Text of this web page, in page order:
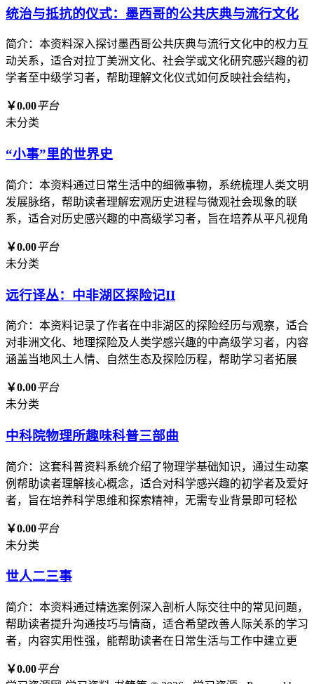
统治与抵抗的仪式：墨西哥的公共庆典与流行文化
简介：本资料深入探讨墨西哥公共庆典与流行文化中的权力互
动关系，适合对拉丁美洲文化、社会学或文化研究感兴趣的初
学者至中级学习者，帮助理解文化仪式如何反映社会结构，
￥0.00平台
未分类
“小事”里的世界史
简介：本资料通过日常生活中的细微事物，系统梳理人类文明
发展脉络，帮助读者理解宏观历史进程与微观社会现象的联
系，适合对历史感兴趣的中高级学习者，旨在培养从平凡视角
￥0.00平台
未分类
远行译丛：中非湖区探险记II
简介：本资料记录了作者在中非湖区的探险经历与观察，适合
对非洲文化、地理探险及人类学感兴趣的中高级学习者，内容
涵盖当地风土人情、自然生态及探险历程，帮助学习者拓展
￥0.00平台
未分类
中科院物理所趣味科普三部曲
简介：这套科普资料系统介绍了物理学基础知识，通过生动案
例帮助读者理解核心概念，适合对科学感兴趣的初学者及爱好
者，旨在培养科学思维和探索精神，无需专业背景即可轻松
￥0.00平台
未分类
世人二三事
简介：本资料通过精选案例深入剖析人际交往中的常见问题，
帮助读者提升沟通技巧与情商，适合希望改善人际关系的学习
者，内容实用性强，能帮助读者在日常生活与工作中建立更
￥0.00平台